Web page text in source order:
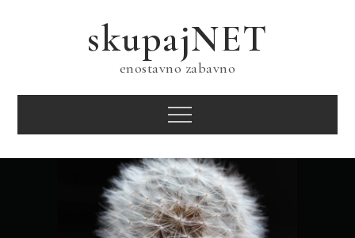
skupajNET
enostavno zabavno
Menu